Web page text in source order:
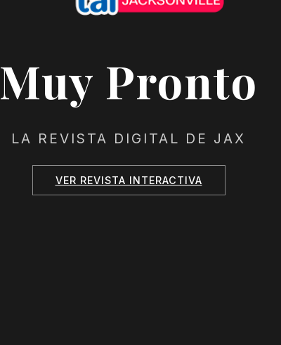
Muy Pronto
LA REVISTA DIGITAL DE JAX
VER REVISTA INTERACTIVA